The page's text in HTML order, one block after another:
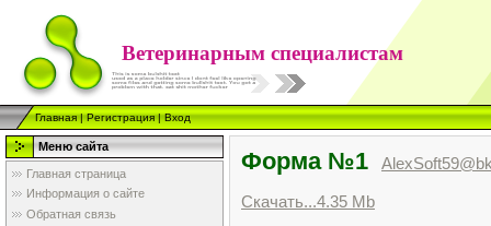
Ветеринарным специалистам
Главная|Регистрация|Вход
Меню сайта
Главная страница
Информация о сайте
Обратная связь
Форма №1
Скачать...4.35 Mb